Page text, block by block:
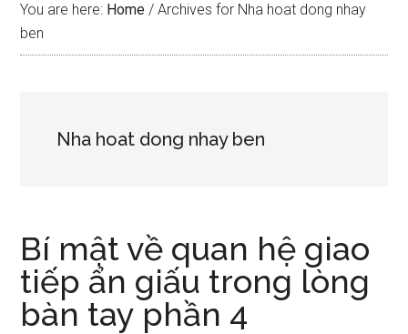
You are here: Home / Archives for Nha hoat dong nhay
ben
Nha hoat dong nhay ben
Bí mật về quan hệ giao
tiếp ẩn giấu trong lòng
bàn tay phần 4